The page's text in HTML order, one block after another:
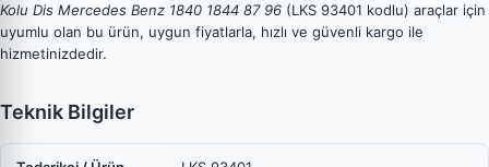
Kolu Dis Mercedes Benz 1840 1844 87 96 (LKS 93401 kodlu) araçlar için
uyumlu olan bu ürün, uygun fiyatlarla, hızlı ve güvenli kargo ile
hizmetinizdedir.
Teknik Bilgiler